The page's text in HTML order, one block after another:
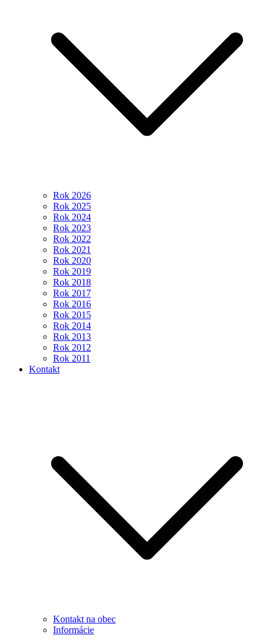
Rok 2026
Rok 2025
Rok 2024
Rok 2023
Rok 2022
Rok 2021
Rok 2020
Rok 2019
Rok 2018
Rok 2017
Rok 2016
Rok 2015
Rok 2014
Rok 2013
Rok 2012
Rok 2011
Kontakt
Kontakt na obec
Informácie